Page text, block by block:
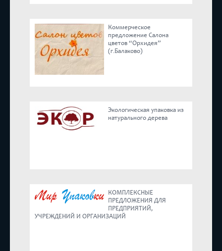
Экспертное мнение
Корпоративные блоги
Предложения
Коммерческое
предложение Салона
цветов “Орхидея”
(г.Балаково)
Экологическая упаковка из
натурального дерева
КОМПЛЕКСНЫЕ
ПРЕДЛОЖЕНИЯ ДЛЯ
ПРЕДПРИЯТИЙ,
УЧРЕЖДЕНИЙ И ОРГАНИЗАЦИЙ